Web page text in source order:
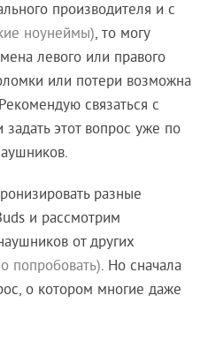
производителя и с
ноунеймы), то могу
левого или правого
или потери возможна
связаться с
этот вопрос уже по
разные
и рассмотрим
от других
попробовать). Но сначала
о котором многие даже